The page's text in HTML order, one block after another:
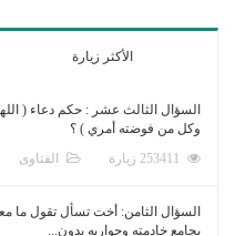
الأكثر زيارة
السؤال الثالث عشر : حكم دعاء (
وكل من فوضته أمري ) ؟
الفتاوى
السؤال الثامن: أخت تسأل تقول ما
يجامع خادمته وجواريه بدون...